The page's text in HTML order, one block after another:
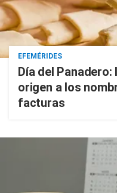
EFEMÉRIDES
Día del
origen a los
facturas